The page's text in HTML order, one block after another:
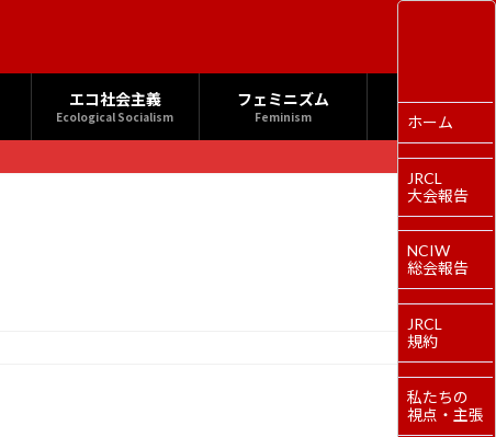
エコ社会主義
Ecological Socialism
フェミニズム
Feminism ホーム
JRCL
大会報告
NCIW
総会報告
JRCL
規約
私たちの
視点・主張